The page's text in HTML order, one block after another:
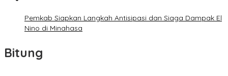
Pemkab Siapkan Langkah Antisipasi dan Siaga Dampak El
Nino di Minahasa
Bitung